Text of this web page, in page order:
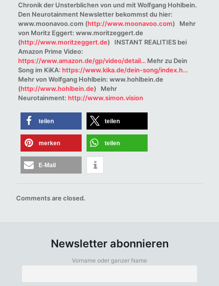
Chronik der Unsterblichen von und mit Wolfgang Hohlbein.
Den Neurotainment Newsletter bekommst du hier:
www.moonavoo.com (http://www.moonavoo.com) Mehr
von Moritz Eggert: www.moritzeggert.de
(http://www.moritzeggert.de) INSTANT REALITIES bei
Amazon Prime Video:
https://www.amazon.de/gp/video/detail…Mehr zu Dein
Song im KiKA: https://www.kika.de/dein-song/index.h…
Mehr von Wolfgang Hohlbein: www.hohlbein.de
(http://www.hohlbein.de) Mehr
Neurotainment: http://www.simon.vision
teilen teilen
merken teilen
E-Mail
Comments are closed.
Newsletter abonnieren
Vorname oder ganzer Name